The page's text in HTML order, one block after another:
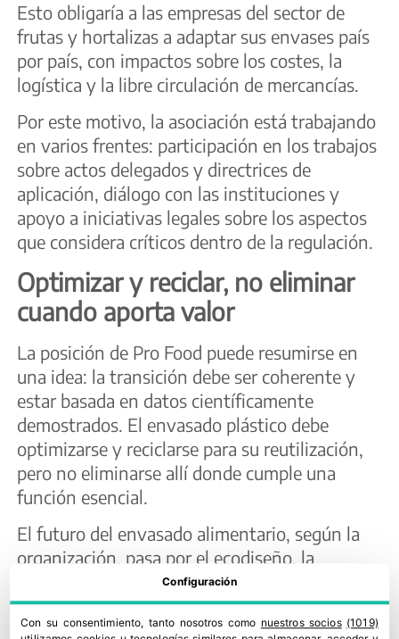
Esto obligaría a las empresas del sector de
frutas y hortalizas a adaptar sus envases país
por país, con impactos sobre los costes, la
logística y la libre circulación de mercancías.
Por este motivo, la asociación está trabajando
en varios frentes: participación en los trabajos
sobre actos delegados y directrices de
aplicación, diálogo con las instituciones y
apoyo a iniciativas legales sobre los aspectos
que considera críticos dentro de la regulación.
Optimizar y reciclar, no eliminar
cuando aporta valor
La posición de Pro Food puede resumirse en
una idea: la transición debe ser coherente y
estar basada en datos científicamente
demostrados. El envasado plástico debe
optimizarse y reciclarse para su reutilización,
pero no eliminarse allí donde cumple una
función esencial.
El futuro del envasado alimentario, según la
organización, pasa por el ecodiseño, la
innovación, las cadenas de reciclaje y
evaluaciones científicas capaces de medir el
impacto real de las alternativas.
Configuración
Con su consentimiento, tanto nosotros como nuestros socios (1019)